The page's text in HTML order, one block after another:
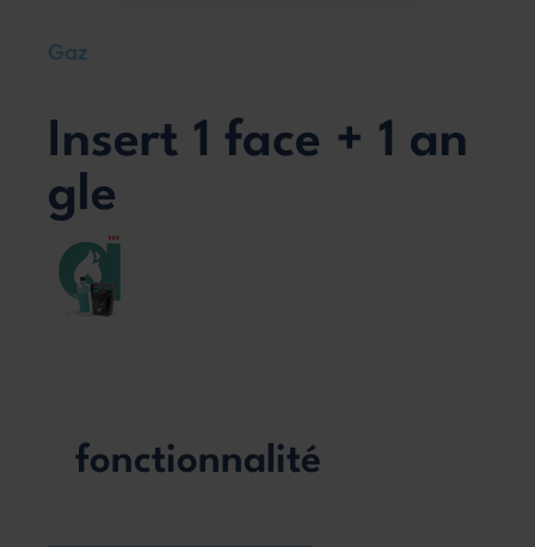
Gaz
Insert 1 face + 1 an
gle
fonctionnalité